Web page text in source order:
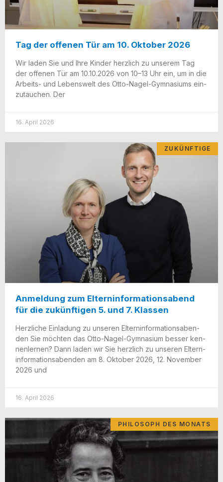
Tag der offenen Tür am 10. Oktober 2026
Wir laden Sie und Ihre Kin­der herz­lich zu unse­rem Tag
der offe­nen Tür am 10.10.2026 von 10–13 Uhr ein, um in die
Arbeits- und Lebens­welt des Otto-Nagel-Gym­na­­si­ums ein­
zu­tau­chen. Der
16. April 2026
ZUKÜNFTIGE
Anmeldung zum Elterninformationsabend
für die zukünftigen 5. und 7. Klassen
Herz­li­che Ein­la­dung zu unse­ren Eltern­in­for­ma­ti­ons­aben­
den Sie möch­ten das Otto-Nagel-Gym­na­­si­um bes­ser ken­
nen­ler­nen? Dann laden wir Sie herz­lich zu unse­ren Eltern­
in­for­ma­ti­ons­aben­den am 8. Okto­ber 2026, 12. Novem­ber
2026 und
16. April 2026
PHILOSOPH DES MONATS